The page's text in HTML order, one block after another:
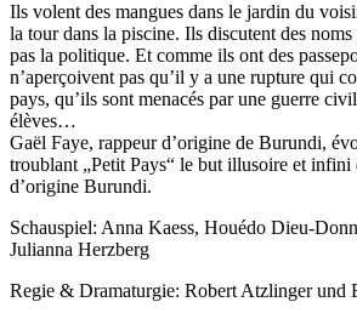
Ils volent des mangues dans le jardin du
la tour dans la piscine. Ils discutent des
pas la politique. Et comme ils ont des
n’aperçoivent pas qu’il y a une rupture qui
pays, qu’ils sont menacés par une guerre
élèves…
Gaël Faye, rappeur d’origine de Burundi,
troublant „Petit Pays“ le but illusoire et infini
d’origine Burundi.
Schauspiel: Anna Kaess, Houédo Dieu-
Julianna Herzberg
Regie & Dramaturgie: Robert Atzlinger und